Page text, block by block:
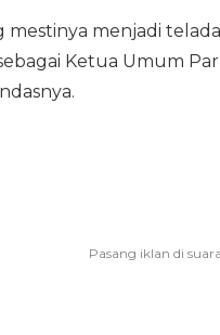
menjadi
Ketua Umum